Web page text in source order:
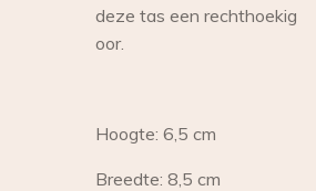
deze tas een rechthoekig
oor.
Hoogte: 6,5 cm
Breedte: 8,5 cm